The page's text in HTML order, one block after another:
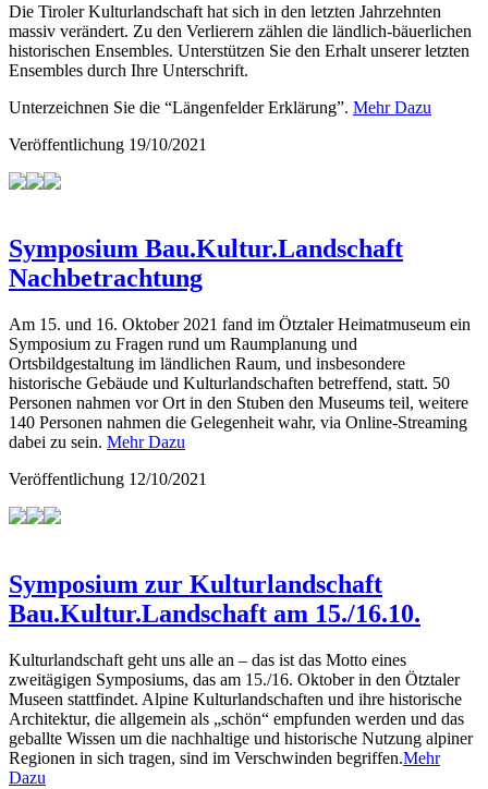
Die Tiroler Kulturlandschaft hat sich in den letzten Jahrzehnten
massiv verändert. Zu den Verlierern zählen die ländlich-bäuerlichen
historischen Ensembles. Unterstützen Sie den Erhalt unserer letzten
Ensembles durch Ihre Unterschrift.
Unterzeichnen Sie die “Längenfelder Erklärung”. Mehr Dazu
Veröffentlichung 19/10/2021
Symposium Bau.Kultur.Landschaft
Nachbetrachtung
Am 15. und 16. Oktober 2021 fand im Ötztaler Heimatmuseum ein
Symposium zu Fragen rund um Raumplanung und
Ortsbildgestaltung im ländlichen Raum, und insbesondere
historische Gebäude und Kulturlandschaften betreffend, statt. 50
Personen nahmen vor Ort in den Stuben den Museums teil, weitere
140 Personen nahmen die Gelegenheit wahr, via Online-Streaming
dabei zu sein. Mehr Dazu
Veröffentlichung 12/10/2021
Symposium zur Kulturlandschaft
Bau.Kultur.Landschaft am 15./16.10.
Kulturlandschaft geht uns alle an – das ist das Motto eines
zweitägigen Symposiums, das am 15./16. Oktober in den Ötztaler
Museen stattfindet. Alpine Kulturlandschaften und ihre historische
Architektur, die allgemein als „schön“ empfunden werden und das
geballte Wissen um die nachhaltige und historische Nutzung alpiner
Regionen in sich tragen, sind im Verschwinden begriffen.Mehr
Dazu